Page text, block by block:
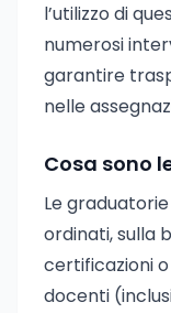
l’utilizzo di
numerosi
garantire
nelle
Cosa sono
Le
ordinati, sulla
certificazioni
docenti